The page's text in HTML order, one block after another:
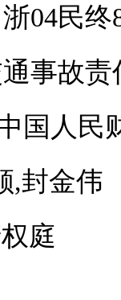
04民终
事故责
国人民
,封金伟
庭